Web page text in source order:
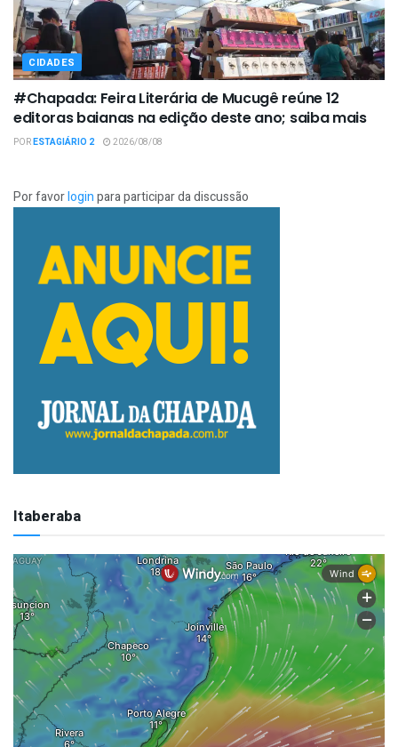
CIDADES
#Chapada: Feira Literária de Mucugê reúne 12
editoras baianas na edição deste ano; saiba mais
PORESTAGIÁRIO 2 2026/08/08
Por favorloginpara participar da discussão
Itaberaba